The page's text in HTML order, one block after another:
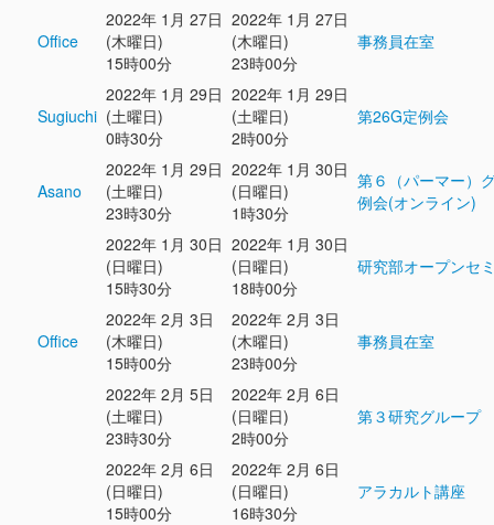
Office
2022年 1月 27日
(木曜日)
15時00分
2022年 1月 27日
(木曜日)
23時00分
事務員在室
Sugiuchi
2022年 1月 29日
(土曜日)
0時30分
2022年 1月 29日
(土曜日)
2時00分
第26G定例会
Asano
2022年 1月 29日
(土曜日)
23時30分
2022年 1月 30日
(日曜日)
1時30分
第６（パーマー）
例会(オンライン)
2022年 1月 30日
(日曜日)
15時30分
2022年 1月 30日
(日曜日)
18時00分
研究部オープンセ
Office
2022年 2月 3日
(木曜日)
15時00分
2022年 2月 3日
(木曜日)
23時00分
事務員在室
2022年 2月 5日
(土曜日)
23時30分
2022年 2月 6日
(日曜日)
2時00分
第３研究グループ
2022年 2月 6日
(日曜日)
15時00分
2022年 2月 6日
(日曜日)
16時30分
アラカルト講座